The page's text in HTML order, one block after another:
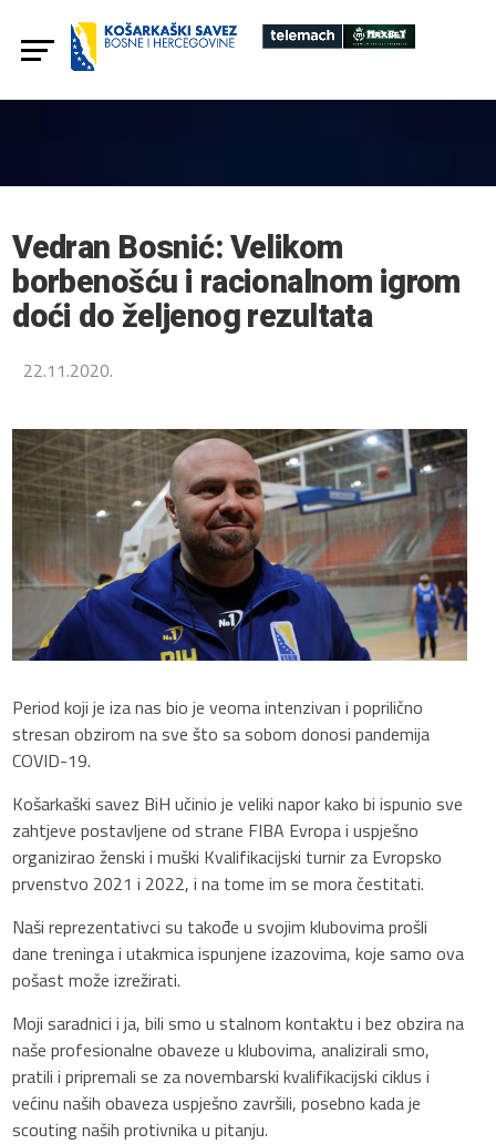
Vedran Bosnić: Velikom
borbenošću i racionalnom igrom
doći do željenog rezultata
22.11.2020.
Period koji je iza nas bio je veoma intenzivan i poprilično
stresan obzirom na sve što sa sobom donosi pandemija
COVID-19.
Košarkaški savez BiH učinio je veliki napor kako bi ispunio sve
zahtjeve postavljene od strane FIBA Evropa i uspješno
organizirao ženski i muški Kvalifikacijski turnir za Evropsko
prvenstvo 2021 i 2022, i na tome im se mora čestitati.
Naši reprezentativci su takođe u svojim klubovima prošli
dane treninga i utakmica ispunjene izazovima, koje samo ova
pošast može izrežirati.
Moji saradnici i ja, bili smo u stalnom kontaktu i bez obzira na
naše profesionalne obaveze u klubovima, analizirali smo,
pratili i pripremali se za novembarski kvalifikacijski ciklus i
većinu naših obaveza uspješno završili, posebno kada je
scouting naših protivnika u pitanju.